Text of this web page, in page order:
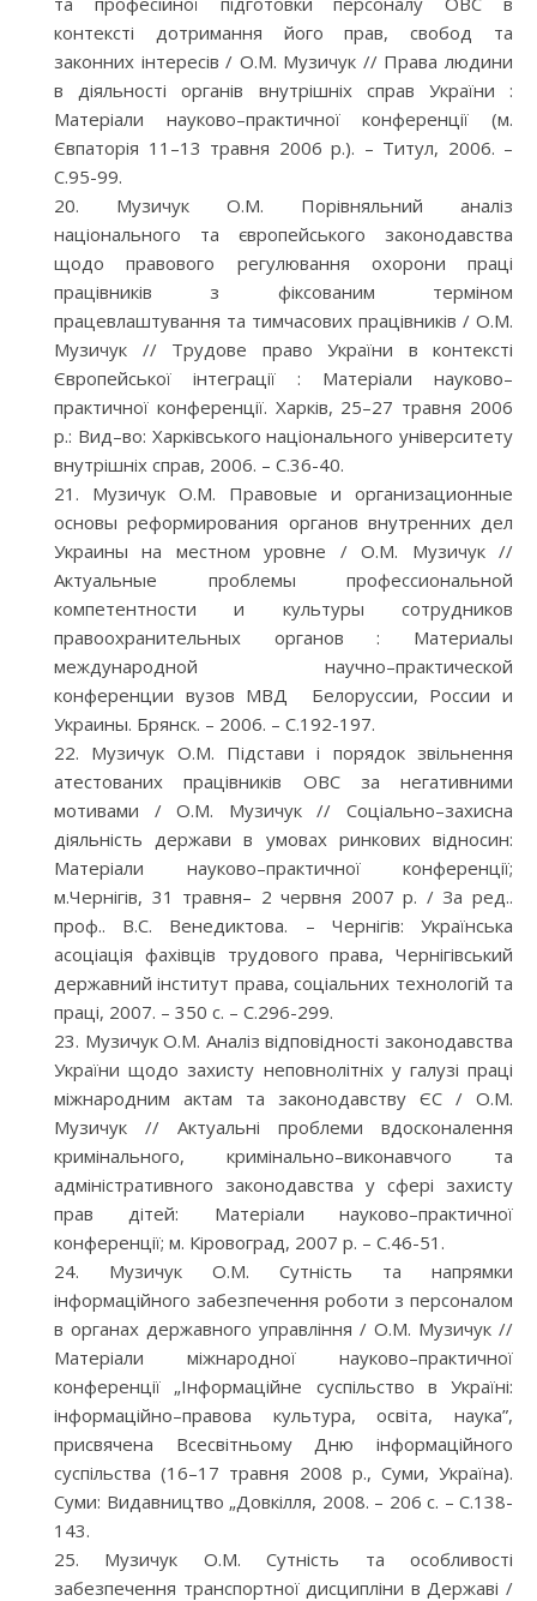
контексті дотримання його прав, свобод та
законних інтересів / О.М. Музичук // Права людини
в діяльності органів внутрішніх справ України :
Матеріали науково–практичної конференції (м.
Євпаторія 11–13 травня 2006 р.). – Титул, 2006. –
С.95-99.
Музичук О.М. Порівняльний аналіз
національного та європейського законодавства
щодо правового регулювання охорони праці
працівників з фіксованим терміном
працевлаштування та тимчасових працівників / О.М.
Музичук // Трудове право України в контексті
Європейської інтеграції : Матеріали науково–
практичної конференції. Харків, 25–27 травня 2006
р.: Вид–во: Харківського національного університету
внутрішніх справ, 2006. – С.36-40.
Музичук О.М. Правовые и организационные
основы реформирования органов внутренних дел
Украины на местном уровне / О.М. Музичук //
Актуальные проблемы профессиональной
компетентности и культуры сотрудников
правоохранительных органов : Материалы
международной научно–практической
конференции вузов МВД Белоруссии, России и
Украины. Брянск. – 2006. – С.192-197.
Музичук О.М. Підстави і порядок звільнення
атестованих працівників ОВС за негативними
мотивами / О.М. Музичук // Соціально–захисна
діяльність держави в умовах ринкових відносин:
Матеріали науково–практичної конференції;
м.Чернігів, 31 травня– 2 червня 2007 р. / За ред..
проф.. В.С. Венедиктова. – Чернігів: Українська
асоціація фахівців трудового права, Чернігівський
державний інститут права, соціальних технологій та
праці, 2007. – 350 с. – С.296-299.
Музичук О.М. Аналіз відповідності законодавства
України щодо захисту неповнолітніх у галузі праці
міжнародним актам та законодавству ЄС / О.М.
Музичук // Актуальні проблеми вдосконалення
кримінального, кримінально–виконавчого та
адміністративного законодавства у сфері захисту
прав дітей: Матеріали науково–практичної
конференції; м. Кіровоград, 2007 р. – С.46-51.
Музичук О.М. Сутність та напрямки
інформаційного забезпечення роботи з персоналом
в органах державного управління / О.М. Музичук //
Матеріали міжнародної науково–практичної
конференції „Інформаційне суспільство в Україні:
інформаційно–правова культура, освіта, наука”,
присвячена Всесвітньому Дню інформаційного
суспільства (16–17 травня 2008 р., Суми, Україна).
Суми: Видавництво „Довкілля, 2008. – 206 с. – С.138-
143.
Музичук О.М. Сутність та особливості
забезпечення транспортної дисципліни в Державі /